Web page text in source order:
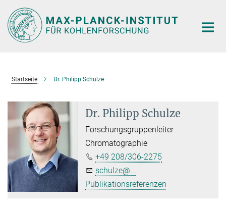
Hauptinhalt
Startseite Dr. Philipp Schulze
Dr. Philipp Schulze
Forschungsgruppenleiter
Chromatographie
+49 208/306-2275
schulze@...
Publikationsreferenzen